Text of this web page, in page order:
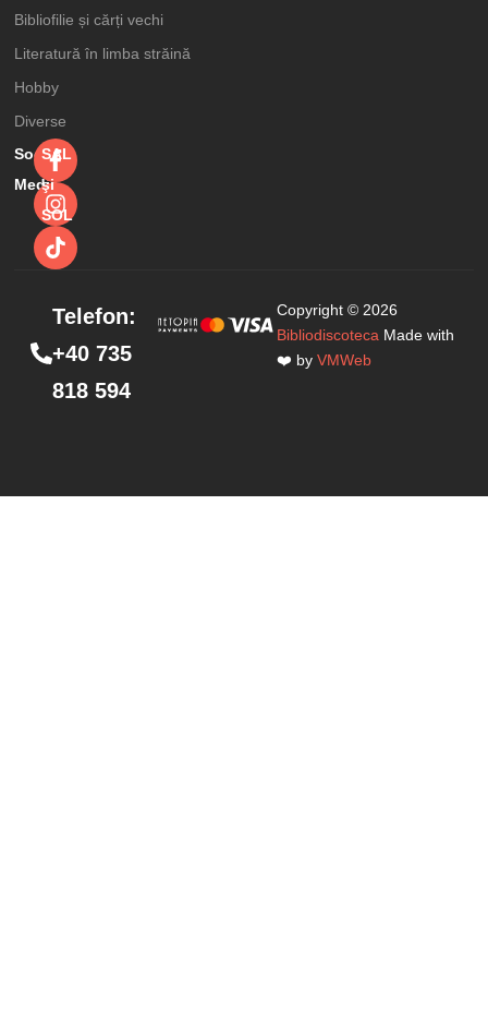
Bibliofilie și cărți vechi
Literatură în limba străină
Hobby
Diverse
Social
Media
SAL
şi
SOL
Copyright © 2026
Bibliodiscoteca Made with
❤️ byVMWeb
Telefon:
+40 735
818 594